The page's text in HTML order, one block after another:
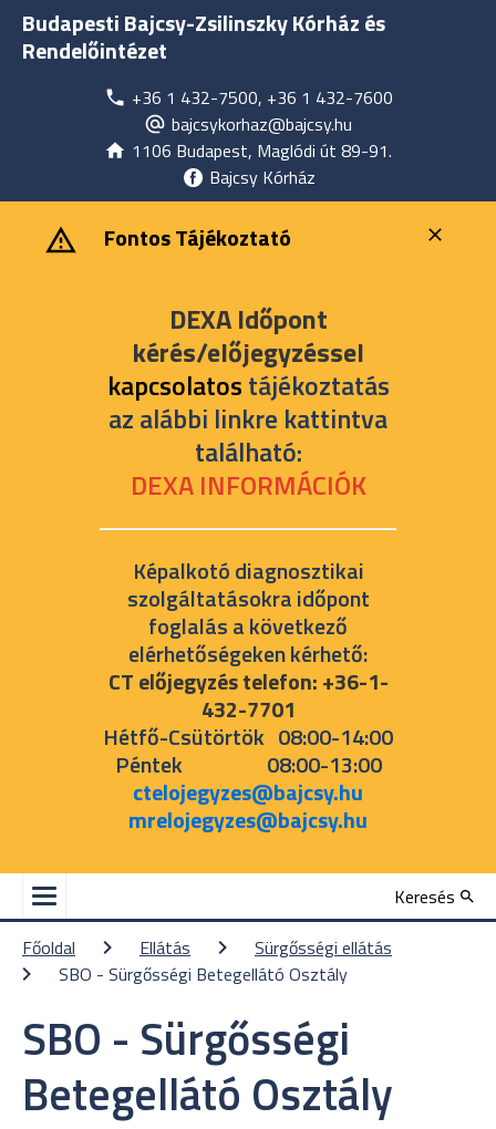
Budapesti Bajcsy-Zsilinszky Kórház és
Rendelőintézet
+36 1 432-7500, +36 1 432-7600
bajcsykorhaz@bajcsy.hu
1106 Budapest, Maglódi út 89-91.
Bajcsy Kórház
‎ ‎Fontos Tájékoztató
DEXA Időpont
kérés/előjegyzéssel
kapcsolatostájékoztatás
az alábbi linkre kattintva
található:
DEXA INFORMÁCIÓK
Képalkotó diagnosztikai
szolgáltatásokra időpont
foglalás a következő
elérhetőségeken kérhető:
CT előjegyzés telefon: +36-1-
432-7701
Hétfő-Csütörtök 08:00-14:00
Péntek 08:00-13:00
ctelojegyzes@bajcsy.hu
mrelojegyzes@bajcsy.hu
Keresés
Főoldal
Ellátás
Sürgősségi ellátás
SBO - Sürgősségi Betegellátó Osztály
SBO - Sürgősségi
Betegellátó Osztály